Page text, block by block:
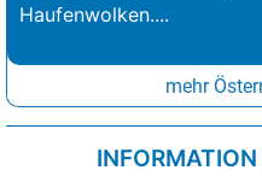
Haufenwolken....
mehr